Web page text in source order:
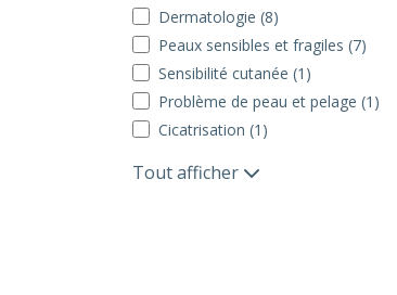
Dermatologie (8)
Peaux sensibles et fragiles (7)
Sensibilité cutanée (1)
Problème de peau et pelage (1)
Cicatrisation (1)
Tout afficher